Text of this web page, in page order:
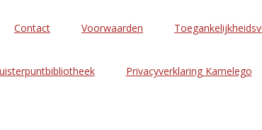
Contact Voorwaarden
Privacyverklaring Kamelego